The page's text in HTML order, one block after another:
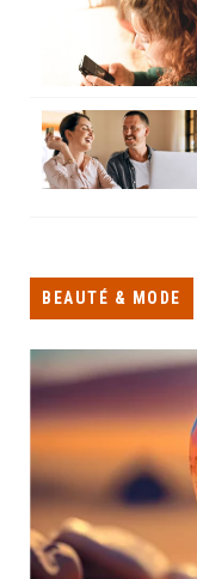
BEAUTÉ & MODE